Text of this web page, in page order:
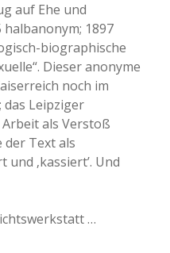
auf Ehe und
halbanonym; 1897
biographische
Dieser anonyme
noch im
Leipziger
als Verstoß
der Text als
‚kassiert’. Und
…